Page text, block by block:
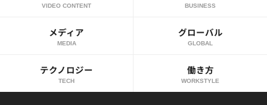
VIDEO CONTENT BUSINESS
メディア
MEDIA
グローバル
GLOBAL
テクノロジー
TECH
働き方
WORKSTYLE